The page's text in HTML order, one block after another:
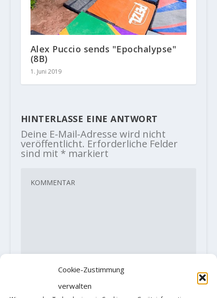
Cookie-Zustimmung
verwalten
Alex Puccio sends "Epochalypse"
(8B)
1. Juni 2019
HINTERLASSE EINE ANTWORT
Deine E-Mail-Adresse wird nicht
veröffentlicht. Erforderliche Felder
sind mit * markiert